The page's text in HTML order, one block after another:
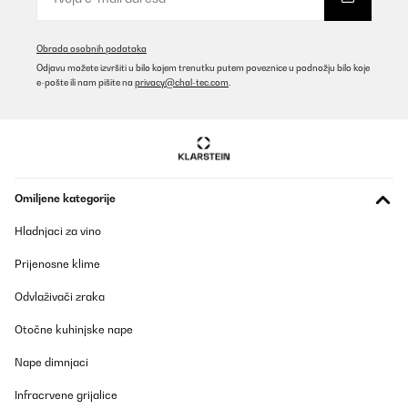
Obrada osobnih podataka
Odjavu možete izvršiti u bilo kojem trenutku putem poveznice u podnožju bilo koje
e-pošte ili nam pišite na privacy@chal-tec.com
Omiljene kategorije
Hladnjaci za vino
Prijenosne klime
Odvlaživači zraka
Otočne kuhinjske nape
Nape dimnjaci
Infracrvene grijalice